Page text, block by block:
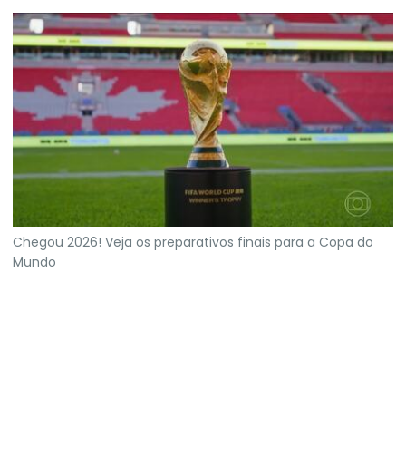
Chegou 2026! Veja os preparativos finais para a Copa do
Mundo